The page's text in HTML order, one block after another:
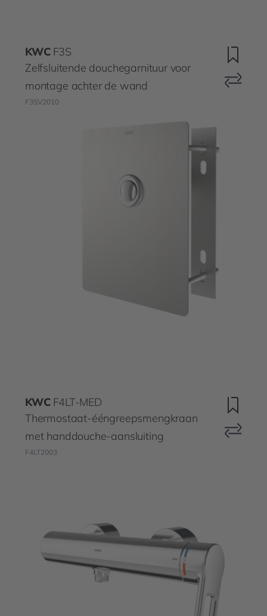
KWC F3S
Zelfsluitende douchegarnituur voor
montage achter de wand
F3SV2010
KWC F4LT-MED
Thermostaat-ééngreepsmengkraan
met handdouche-aansluiting
F4LT2003